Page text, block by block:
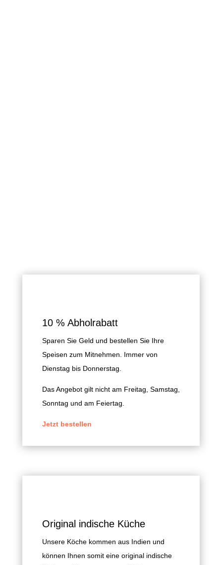
10 % Abholrabatt
Sparen Sie Geld und bestellen Sie Ihre
Speisen zum Mitnehmen. Immer von
Dienstag bis Donnerstag.
Das Angebot gilt nicht am Freitag, Samstag,
Sonntag und am Feiertag.
Jetzt bestellen
Original indische Küche
Unsere Köche kommen aus Indien und
können Ihnen somit eine original indische